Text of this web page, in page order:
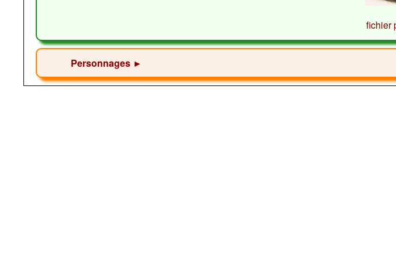
Personnages ►